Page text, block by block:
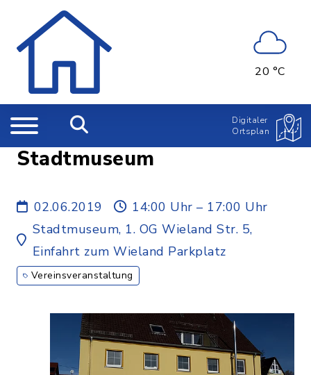
20 °C
Digitaler
Ortsplan
Stadtmuseum
02.06.2019
14:00 Uhr – 17:00 Uhr
Stadtmuseum, 1. OG Wieland Str. 5,
Einfahrt zum Wieland Parkplatz
Vereinsveranstaltung